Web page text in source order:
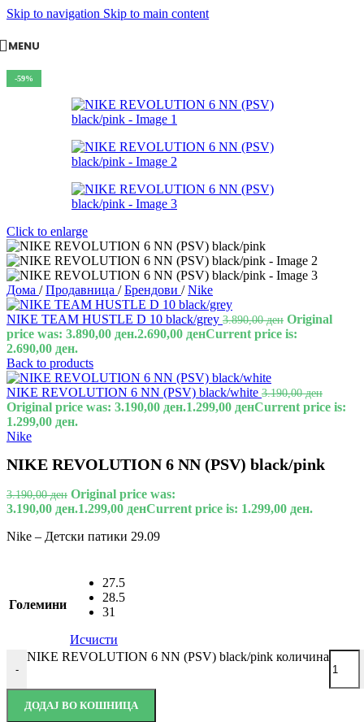
Skip to navigation Skip to main content
MENU
-59%
Click to enlarge
Дома / Продавница / Брендови / Nike
NIKE TEAM HUSTLE D 10 black/grey 3.890,00ден Original
price was: 3.890,00 ден.2.690,00 денCurrent price is:
2.690,00 ден.
Back to products
NIKE REVOLUTION 6 NN (PSV) black/white 3.190,00ден
Original price was: 3.190,00 ден.1.299,00 денCurrent price is:
1.299,00 ден.
Nike
NIKE REVOLUTION 6 NN (PSV) black/pink
3.190,00ден Original price was:
3.190,00 ден.1.299,00 денCurrent price is: 1.299,00 ден.
Nike – Детски патики 29.09
Големини
27.5
28.5
31
Исчисти
-
NIKE REVOLUTION 6 NN (PSV) black/pink количина
ДОДАЈ ВО КОШНИЦА